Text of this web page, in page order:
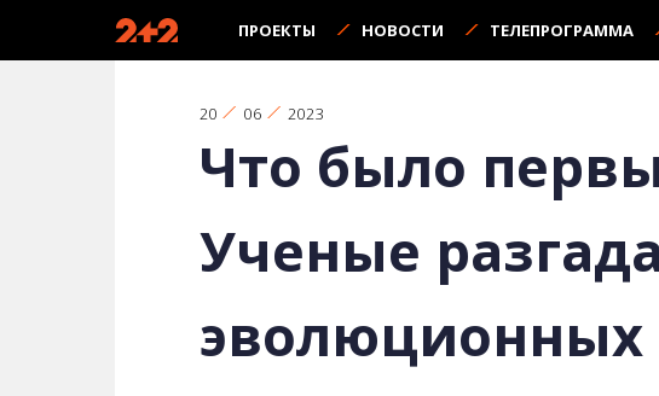
ПРОЕКТЫ НОВОСТИ ТЕЛЕПРОГРАММА
20 06 2023
Что было
Ученые
эволюционных